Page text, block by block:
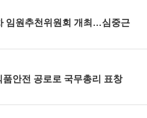
임원추천위원회 개최…심중근
안전 공로로 국무총리 표창